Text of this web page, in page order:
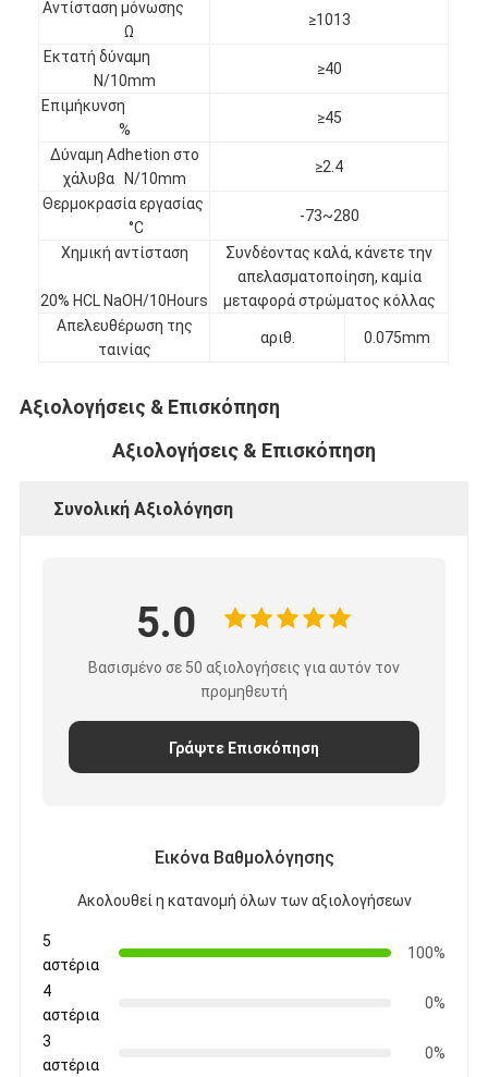
Γύρος εργοστασίων
Ποιοτικός έλεγχος
Μας ελάτε σε επαφή με
Συγκολλητική ταινία μόνωσης
Ταινία μόνωσης υφασμάτων γυαλιού
Ανθεκτική στη θερμότητα ταινία μόνωσης
Κολλητική ταινία υφασμάτων γυαλιού
Κολλητική ταινία ταινιών Polyimide
Κολλητική ταινία φύλλων αλουμινίου αργιλίου
Ταινία υφασμάτων γυαλιού φύλλων αλουμινίου αργιλίου
Ταινία αγωγών υφασμάτων
Το διπλάσιο πλαισίωσε την κολλητική ταινία
Αντίσταση μόνωσης
Ω
≥1013
Εκτατή δύναμη
N/10mm
≥40
Επιμήκυνση
%
≥45
Δύναμη Adhetion στο
χάλυβα N/10mm
≥2.4
Θερμοκρασία εργασίας
°C
-73~280
Χημική αντίσταση
20% HCL NaOH/10Hours
Συνδέοντας καλά, κάνετε την
απελασματοποίηση, καμία
μεταφορά στρώματος κόλλας
Απελευθέρωση της
ταινίας
αριθ. 0.075mm
Αξιολογήσεις & Επισκόπηση
Αξιολογήσεις & Επισκόπηση
Συνολική Αξιολόγηση
5.0
Βασισμένο σε 50 αξιολογήσεις για αυτόν τον
προμηθευτή
Γράψτε Επισκόπηση
Εικόνα Βαθμολόγησης
Ακολουθεί η κατανομή όλων των αξιολογήσεων
5
αστέρια
100%
4
αστέρια
0%
3
αστέρια
0%